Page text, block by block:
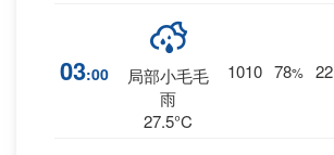
03:00
局部小毛毛
雨
27.5°C
1010 78% 22